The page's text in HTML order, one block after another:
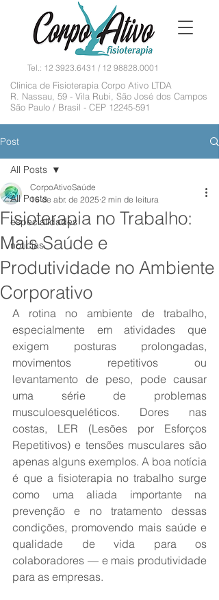
Tel.: 12 3923.6431 / 12 98828.0001
Clinica de Fisioterapia Corpo Ativo LTDA
R. Nassau, 59 - Vila Rubi, São José dos Campos
São Paulo / Brasil - CEP 12245-591
Post
All Posts
especialidades
noticias
All Posts
Fisioterapia no Trabalho:
Mais Saúde e
Produtividade no Ambiente
Corporativo
CorpoAtivoSaúde
16 de abr. de 2025 2 min de leitura
A rotina no ambiente de trabalho,
especialmente em atividades que
exigem posturas prolongadas,
movimentos repetitivos ou
levantamento de peso, pode causar
uma série de problemas
musculoesqueléticos. Dores nas
costas, LER (Lesões por Esforços
Repetitivos) e tensões musculares são
apenas alguns exemplos. A boa notícia
é que a fisioterapia no trabalho surge
como uma aliada importante na
prevenção e no tratamento dessas
condições, promovendo mais saúde e
qualidade de vida para os
colaboradores — e mais produtividade
para as empresas.